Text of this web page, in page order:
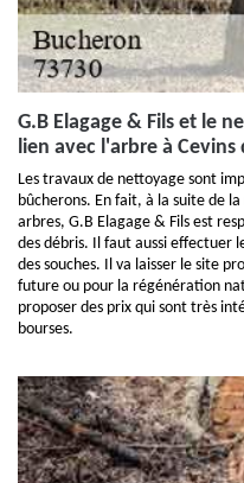
G.B Elagage & Fils et le
lien avec l'arbre à Cevins
Les travaux de nettoyage sont
bûcherons. En fait, à la suite de
arbres, G.B Elagage & Fils est
des débris. Il faut aussi effectuer
des souches. Il va laisser le site
future ou pour la régénération
proposer des prix qui sont très
bourses.